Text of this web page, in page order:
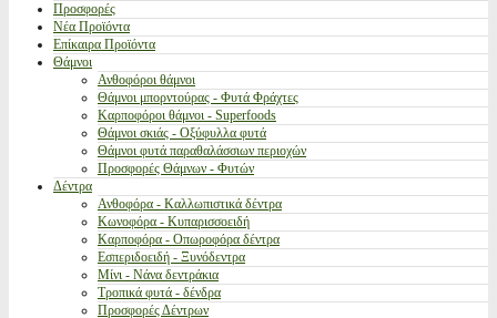
Προσφορές
Νέα Προϊόντα
Επίκαιρα Προϊόντα
Θάμνοι
Ανθοφόροι θάμνοι
Θάμνοι μπορντούρας - Φυτά Φράχτες
Καρποφόροι θάμνοι - Superfoods
Θάμνοι σκιάς - Οξύφυλλα φυτά
Θάμνοι φυτά παραθαλάσσιων περιοχών
Προσφορές Θάμνων - Φυτών
Δέντρα
Ανθοφόρα - Καλλωπιστικά δέντρα
Κωνοφόρα - Κυπαρισσοειδή
Καρποφόρα - Οπωροφόρα δέντρα
Εσπεριδοειδή - Ξυνόδεντρα
Μίνι - Νάνα δεντράκια
Τροπικά φυτά - δένδρα
Προσφορές Δέντρων